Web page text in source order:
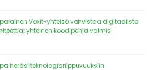
Voxit-yhteisö vahvistaa digitaalista
yhteinen koodipohja valmis
heräsi teknologiariippuvuuksiin